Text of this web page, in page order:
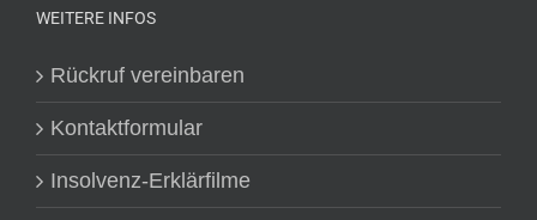
WEITERE INFOS
Rückruf vereinbaren
Kontaktformular
Insolvenz-Erklärfilme